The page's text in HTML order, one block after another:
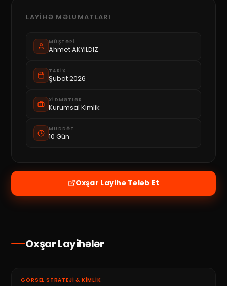
LAYIHƏ MƏLUMATLARI
MÜŞTƏRI
Ahmet AKYILDIZ
TARIX
Şubat 2026
XIDMƏTLƏR
Kurumsal Kimlik
MÜDDƏT
10 Gün
Oxşar Layihə Tələb Et
Oxşar Layihələr
GÖRSEL STRATEJI & KIMLIK